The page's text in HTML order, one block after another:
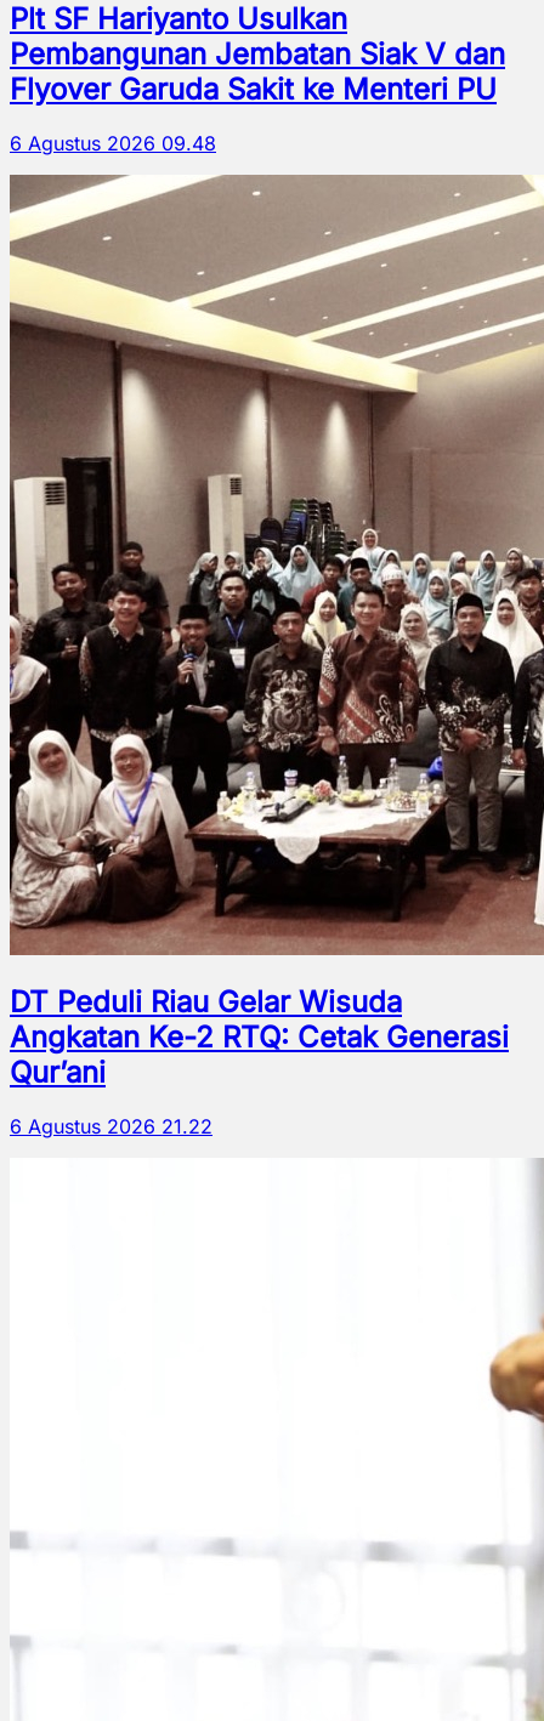
Plt SF Hariyanto Usulkan
Pembangunan Jembatan Siak V dan
Flyover Garuda Sakit ke Menteri PU
6 Agustus 2026 09.48
DT Peduli Riau Gelar Wisuda
Angkatan Ke-2 RTQ: Cetak Generasi
Qur’ani
6 Agustus 2026 21.22